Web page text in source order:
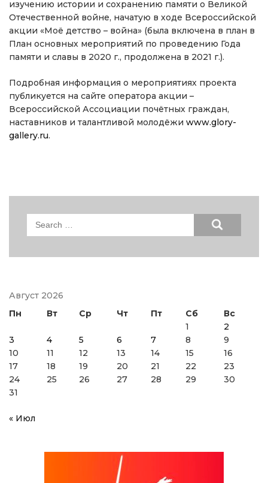
изучению истории и сохранению памяти о Великой
Отечественной войне, начатую в ходе Всероссийской
акции «Моё детство – война» (была включена в план в
План основных мероприятий по проведению Года
памяти и славы в 2020 г., продолжена в 2021 г.).
Подробная информация о мероприятиях проекта
публикуется на сайте оператора акции –
Всероссийской Ассоциации почётных граждан,
наставников и талантливой молодёжи www.glory-
gallery.ru.
Search
Август 2026
Пн
Вт Ср Чт Пт Сб
Вс
1
2
3
4 5 6 7 8
9
10
11 12 13 14 15
16
17
18 19 20 21 22
23
24
25 26 27 28 29
30
31
« Июл